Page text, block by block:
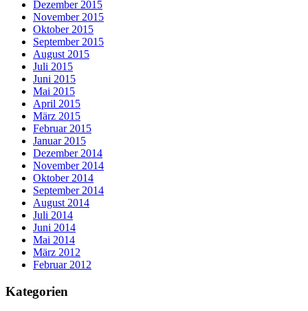
Dezember 2015
November 2015
Oktober 2015
September 2015
August 2015
Juli 2015
Juni 2015
Mai 2015
April 2015
März 2015
Februar 2015
Januar 2015
Dezember 2014
November 2014
Oktober 2014
September 2014
August 2014
Juli 2014
Juni 2014
Mai 2014
März 2012
Februar 2012
Kategorien